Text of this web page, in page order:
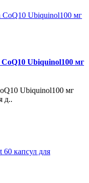
Ubiquinol100 мг
Ubiquinol100 мг
д..